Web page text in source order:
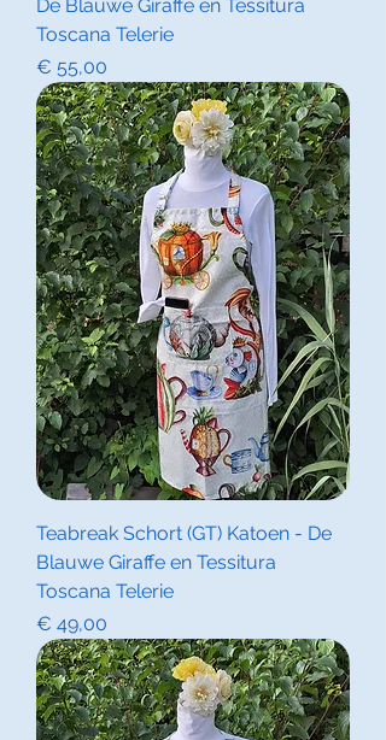
De Blauwe Giraffe en Tessitura
Toscana Telerie
Prijs
€ 55,00
Teabreak Schort (GT) Katoen - De
Blauwe Giraffe en Tessitura
Toscana Telerie
Prijs
€ 49,00